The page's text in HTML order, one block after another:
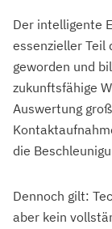
Der intelligente
essenzieller Teil
geworden und
zukunftsfähige
Auswertung
die
Dennoch gilt:
aber kein